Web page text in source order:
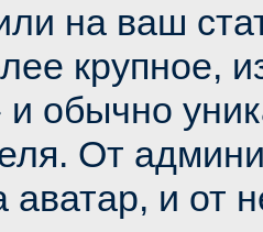
на ваш
крупное,
и обычно
От
и от